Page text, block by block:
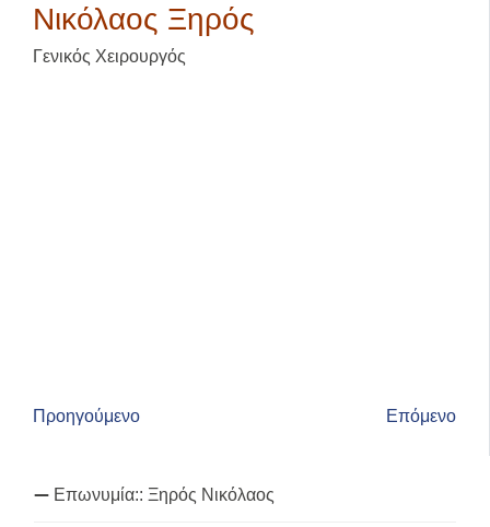
Νικόλαος Ξηρός
Γενικός Χειρουργός
Προηγούμενο Επόμενο
Επωνυμία:: Ξηρός Νικόλαος